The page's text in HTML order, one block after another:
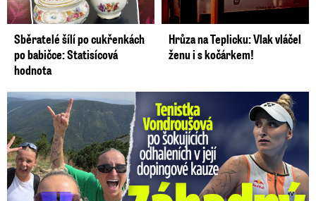
Sběratelé šílí po cukřenkách
po babičce: Statisícová
hodnota
Hrůza na Teplicku: Vlak vláčel
ženu i s kočárkem!
Vondroušová po šokujících odhaleních v kauze: Záhadný vzkaz!